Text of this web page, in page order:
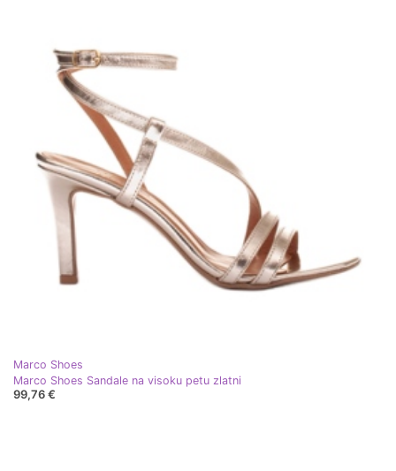
Marco Shoes
Marco Shoes Sandale na visoku petu zlatni
99,76 €